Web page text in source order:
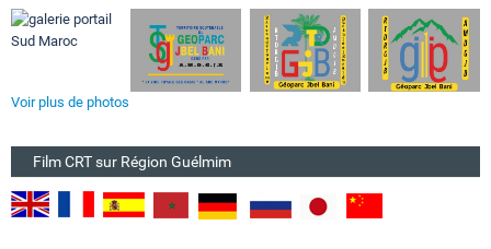
Voir plus de photos
Film CRT sur Région Guélmim